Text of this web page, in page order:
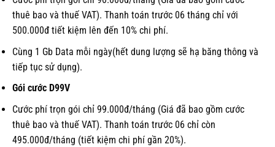
thuê bao và thuế VAT). Thanh toán trước 06 tháng chỉ với
500.000đ tiết kiệm lên đến 10% chi phí.
Cùng 1 Gb Data mỗi ngày(hết dung lượng sẽ hạ băng thông và
tiếp tục sử dụng).
Gói cước D99V
Cước phí trọn gói chỉ 99.000đ/tháng (Giá đã bao gồm cước
thuê bao và thuế VAT). Thanh toán trước 06 chỉ còn
495.000đ/tháng (tiết kiệm chi phí gần 20%).